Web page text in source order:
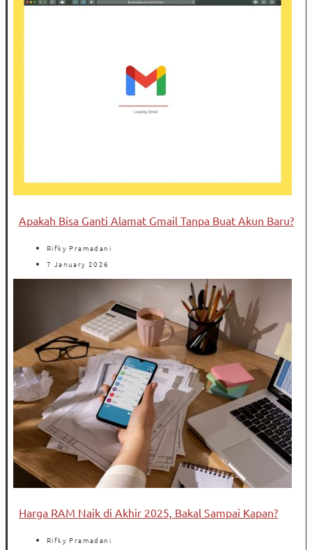
Apakah Bisa Ganti Alamat Gmail Tanpa Buat Akun Baru?
Rifky Pramadani
7 January 2026
Harga RAM Naik di Akhir 2025, Bakal Sampai Kapan?
Rifky Pramadani